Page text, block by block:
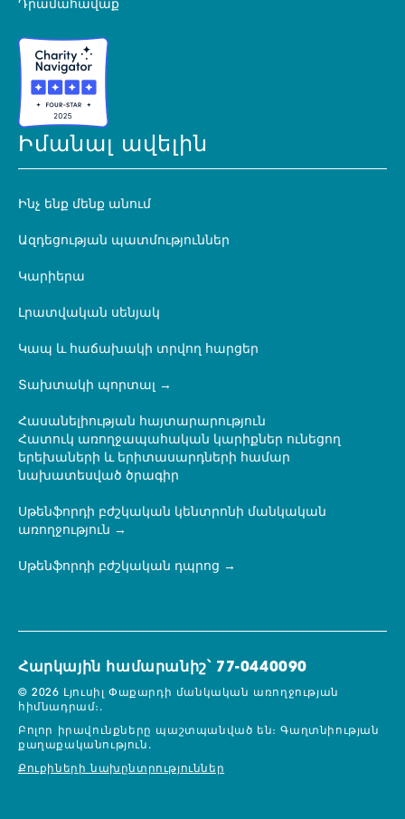
Դրամահավաք
Իմանալ ավելին
Ինչ ենք մենք անում
Ազդեցության պատմություններ
Կարիերա
Լրատվական սենյակ
Կապ և հաճախակի տրվող հարցեր
Տախտակի պորտալ
Հասանելիության հայտարարություն
Հատուկ առողջապահական կարիքներ ունեցող
երեխաների և երիտասարդների համար
նախատեսված ծրագիր
Սթենֆորդի բժշկական կենտրոնի մանկական
առողջություն
Սթենֆորդի բժշկական դպրոց
Հարկային համարանիշ՝ 77-0440090
© 2026 Լյուսիլ Փաքարդի մանկական առողջության
հիմնադրամ։.
Բոլոր իրավունքները պաշտպանված են։Գաղտնիության
քաղաքականություն.
Քուքիների նախընտրություններ